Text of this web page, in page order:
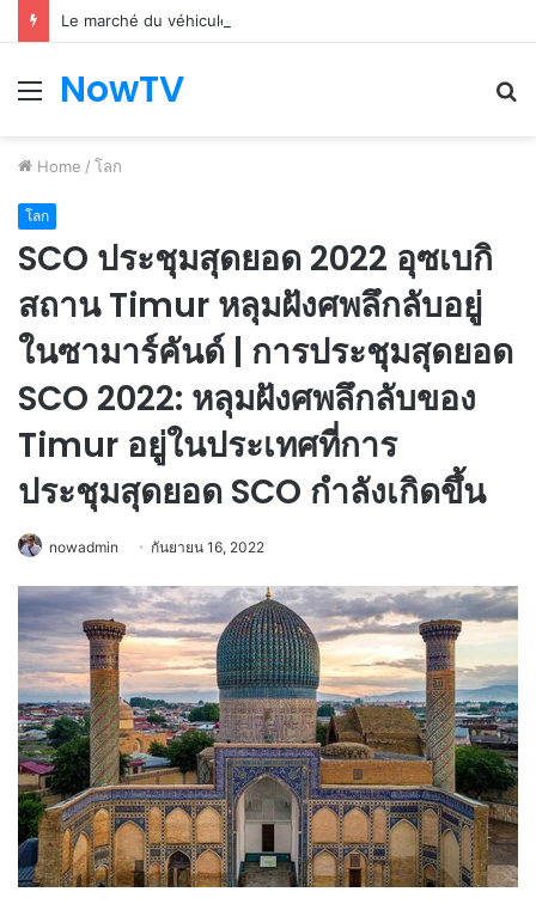
Le marché du véhicule d’occasion en plein essor
Menu
NowTV
Home / โลก
โลก
SCO ประชุมสุดยอด 2022 อุซเบกิ
สถาน Timur หลุมฝังศพลึกลับอยู่
ในซามาร์คันด์ | การประชุมสุดยอด
SCO 2022: หลุมฝังศพลึกลับของ
Timur อยู่ในประเทศที่การ
ประชุมสุดยอด SCO กำลังเกิดขึ้น
nowadmin กันยายน 16, 2022